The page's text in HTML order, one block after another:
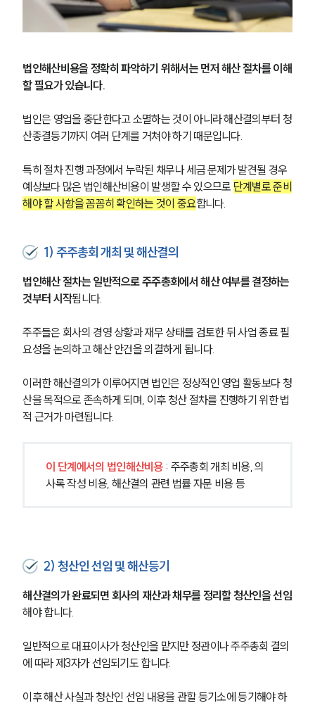
기업법무그룹 업무
전체
PROFESSIONALS
ABOUT
글로벌 파트너 로펌
통합검색
INSIGHT
기업 인사이트
법인해산비용을 정확히 파악하기 위해서는 먼저 해산 절차를 이해
할 필요가 있습니다.
법인은 영업을 중단한다고 소멸하는 것이 아니라 해산결의부터 청
산종결등기까지 여러 단계를 거쳐야 하기 때문입니다.
특히 절차 진행 과정에서 누락된 채무나 세금 문제가 발견될 경우
예상보다 많은 법인해산비용이 발생할 수 있으므로 단계별로 준비
해야 할 사항을 꼼꼼히 확인하는 것이 중요합니다.
1) 주주총회 개최 및 해산결의
법인해산 절차는 일반적으로 주주총회에서 해산 여부를 결정하는
것부터 시작됩니다.
주주들은 회사의 경영 상황과 재무 상태를 검토한 뒤 사업 종료 필
요성을 논의하고 해산 안건을 의결하게 됩니다.
이러한 해산결의가 이루어지면 법인은 정상적인 영업 활동보다 청
산을 목적으로 존속하게 되며, 이후 청산 절차를 진행하기 위한 법
적 근거가 마련됩니다.
이 단계에서의 법인해산비용 : 주주총회 개최 비용, 의
사록 작성 비용, 해산결의 관련 법률 자문 비용 등
2) 청산인 선임 및 해산등기
해산결의가 완료되면 회사의 재산과 채무를 정리할 청산인을 선임
해야 합니다.
일반적으로 대표이사가 청산인을 맡지만 정관이나 주주총회 결의
에 따라 제3자가 선임되기도 합니다.
이후 해산 사실과 청산인 선임 내용을 관할 등기소에 등기해야 하